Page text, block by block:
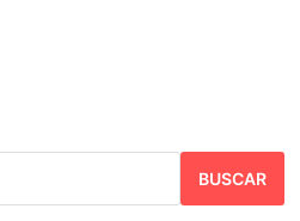
BUSCAR